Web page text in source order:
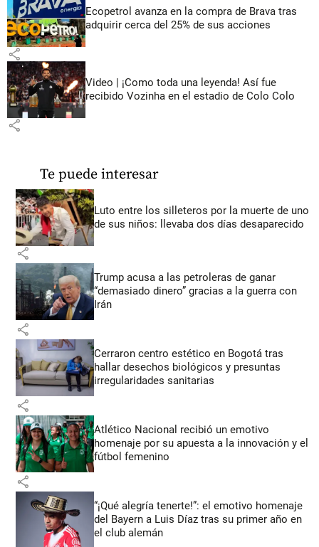
Ecopetrol avanza en la compra de Brava tras
adquirir cerca del 25% de sus acciones
share
Video | ¡Como toda una leyenda! Así fue
recibido Vozinha en el estadio de Colo Colo
share
Te puede interesar
Luto entre los silleteros por la muerte de uno
de sus niños: llevaba dos días desaparecido
share
Trump acusa a las petroleras de ganar
“demasiado dinero” gracias a la guerra con
Irán
share
Cerraron centro estético en Bogotá tras
hallar desechos biológicos y presuntas
irregularidades sanitarias
share
Atlético Nacional recibió un emotivo
homenaje por su apuesta a la innovación y el
fútbol femenino
share
“¡Qué alegría tenerte!”: el emotivo homenaje
del Bayern a Luis Díaz tras su primer año en
el club alemán